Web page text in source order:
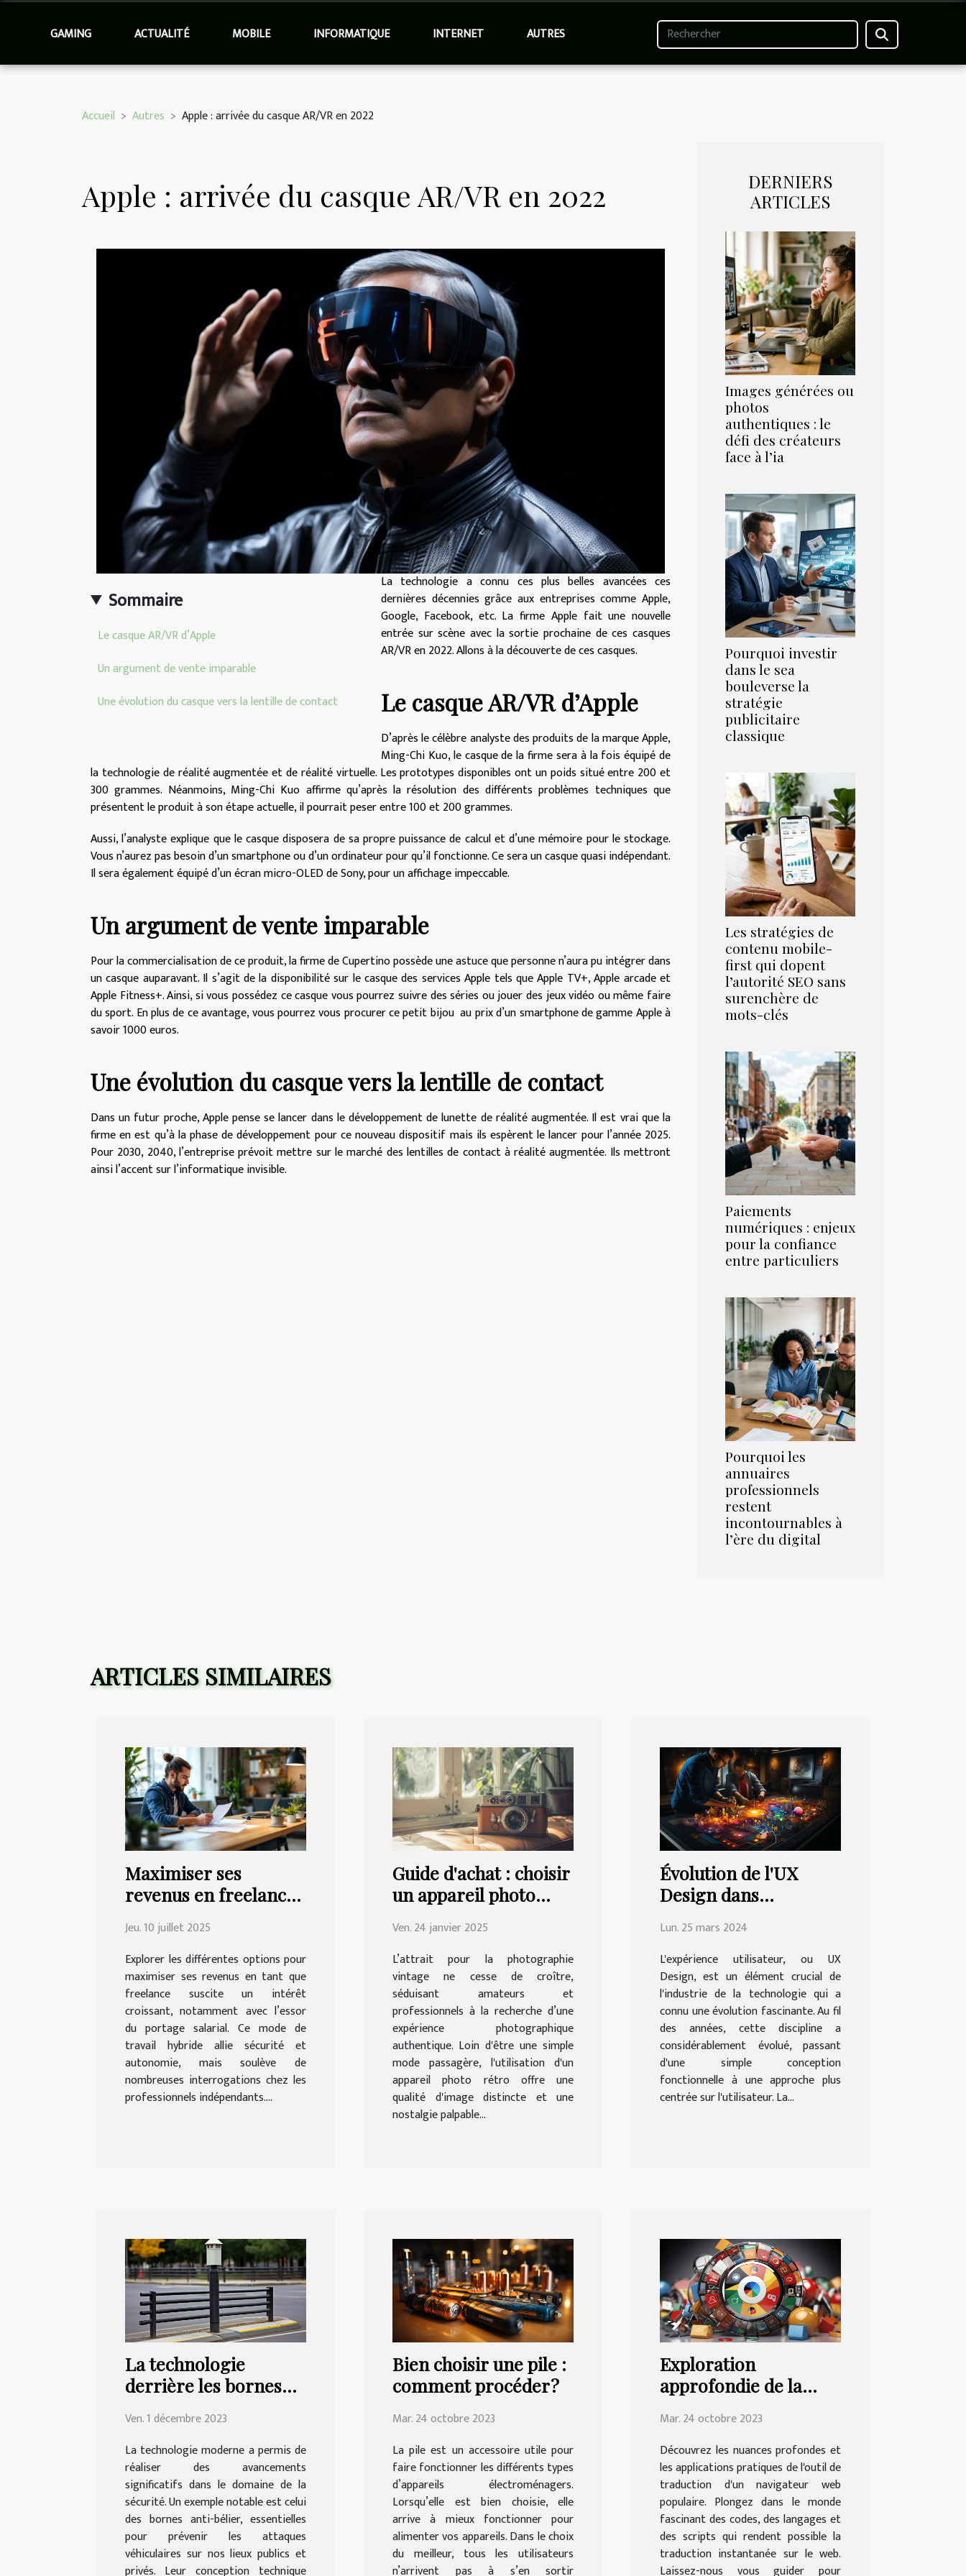
GAMING ACTUALITÉ MOBILE INFORMATIQUE INTERNET AUTRES
Accueil Autres Apple : arrivée du casque AR/VR en 2022
Apple : arrivée du casque AR/VR en 2022
Sommaire
Le casque AR/VR d’Apple
Un argument de vente imparable
Une évolution du casque vers la lentille de contact
La technologie a connu ces plus belles avancées ces
dernières décennies grâce aux entreprises comme Apple,
Google, Facebook, etc. La firme Apple fait une nouvelle
entrée sur scène avec la sortie prochaine de ces casques
AR/VR en 2022. Allons à la découverte de ces casques.
Le casque AR/VR d’Apple
D’après le célèbre analyste des produits de la marque Apple,
Ming-Chi Kuo, le casque de la firme sera à la fois équipé de
la technologie de réalité augmentée et de réalité virtuelle. Les prototypes disponibles ont un poids situé entre 200 et
300 grammes. Néanmoins, Ming-Chi Kuo affirme qu’après la résolution des différents problèmes techniques que
présentent le produit à son étape actuelle, il pourrait peser entre 100 et 200 grammes.
Aussi, l’analyste explique que le casque disposera de sa propre puissance de calcul et d’une mémoire pour le stockage.
Vous n’aurez pas besoin d’un smartphone ou d’un ordinateur pour qu’il fonctionne. Ce sera un casque quasi indépendant.
Il sera également équipé d’un écran micro-OLED de Sony, pour un affichage impeccable.
Un argument de vente imparable
Pour la commercialisation de ce produit, la firme de Cupertino possède une astuce que personne n’aura pu intégrer dans
un casque auparavant. Il s’agit de la disponibilité sur le casque des services Apple tels que Apple TV+, Apple arcade et
Apple Fitness+. Ainsi, si vous possédez ce casque vous pourrez suivre des séries ou jouer des jeux vidéo ou même faire
du sport. En plus de ce avantage, vous pourrez vous procurer ce petit bijou au prix d’un smartphone de gamme Apple à
savoir 1000 euros.
Une évolution du casque vers la lentille de contact
Dans un futur proche, Apple pense se lancer dans le développement de lunette de réalité augmentée. Il est vrai que la
firme en est qu’à la phase de développement pour ce nouveau dispositif mais ils espèrent le lancer pour l’année 2025.
Pour 2030, 2040, l’entreprise prévoit mettre sur le marché des lentilles de contact à réalité augmentée. Ils mettront
ainsi l’accent sur l’informatique invisible.
DERNIERS
ARTICLES
Images générées ou
photos
authentiques : le
défi des créateurs
face à l’ia
Pourquoi investir
dans le sea
bouleverse la
stratégie
publicitaire
classique
Les stratégies de
contenu mobile-
first qui dopent
l’autorité SEO sans
surenchère de
mots-clés
Paiements
numériques : enjeux
pour la confiance
entre particuliers
Pourquoi les
annuaires
professionnels
restent
incontournables à
l’ère du digital
ARTICLES SIMILAIRES
Maximiser ses
revenus en freelance :
portage salarial ?
Jeu. 10 juillet 2025
Explorer les différentes options pour
maximiser ses revenus en tant que
freelance suscite un intérêt
croissant, notamment avec l’essor
du portage salarial. Ce mode de
travail hybride allie sécurité et
autonomie, mais soulève de
nombreuses interrogations chez les
professionnels indépendants....
Guide d'achat : choisir
un appareil photo
besoins
Ven. 24 janvier 2025
L’attrait pour la photographie
vintage ne cesse de croître,
séduisant amateurs et
professionnels à la recherche d’une
expérience photographique
authentique. Loin d'être une simple
mode passagère, l'utilisation d'un
appareil photo rétro offre une
qualité d'image distincte et une
nostalgie palpable...
Évolution de l'UX
Design dans
technologie
Lun. 25 mars 2024
L'expérience utilisateur, ou UX
Design, est un élément crucial de
l'industrie de la technologie qui a
connu une évolution fascinante. Au fil
des années, cette discipline a
considérablement évolué, passant
d'une simple conception
fonctionnelle à une approche plus
centrée sur l'utilisateur. La...
La technologie
derrière les bornes
Ven. 1 décembre 2023
La technologie moderne a permis de
réaliser des avancements
significatifs dans le domaine de la
sécurité. Un exemple notable est celui
des bornes anti-bélier, essentielles
pour prévenir les attaques
véhiculaires sur nos lieux publics et
privés. Leur conception technique
Bien choisir une pile :
comment procéder ?
Mar. 24 octobre 2023
La pile est un accessoire utile pour
faire fonctionner les différents types
d’appareils électroménagers.
Lorsqu’elle est bien choisie, elle
arrive à mieux fonctionner pour
alimenter vos appareils. Dans le choix
du meilleur, tous les utilisateurs
n’arrivent pas à s’en sortir
Exploration
approfondie de la
traduction de Google
Chrome | Education.fr
Mar. 24 octobre 2023
Découvrez les nuances profondes et
les applications pratiques de l'outil de
traduction d'un navigateur web
populaire. Plongez dans le monde
fascinant des codes, des langages et
des scripts qui rendent possible la
traduction instantanée sur le web.
Laissez-nous vous guider pour